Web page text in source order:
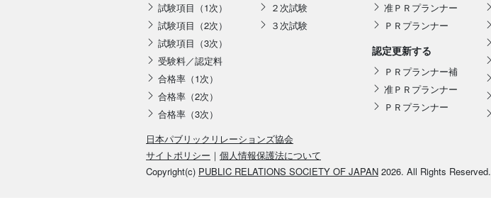
試験項目（1次）
試験項目（2次）
試験項目（3次）
受験料／認定料
合格率（1次）
合格率（2次）
合格率（3次）
２次試験
３次試験
准ＰＲプランナー
ＰＲプランナー
認定更新する
ＰＲプランナー補
准ＰＲプランナー
ＰＲプランナー
日本パブリックリレーションズ協会
サイトポリシー ｜ 個人情報保護法について
Copyright(c) PUBLIC RELATIONS SOCIETY OF JAPAN 2026. All Rights Reserved.